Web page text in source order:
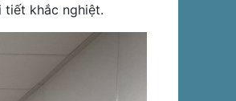
tiết khắc nghiệt.